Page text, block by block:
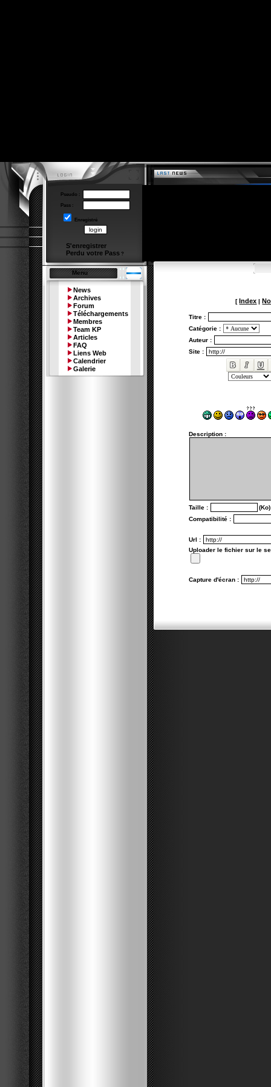
Pseudo :
Pass :
Enregistré
S'enregistrer
Perdu votre Pass ?
Menu
News
Archives
Forum
Téléchargements
Membres
Team KP
Articles
FAQ
Liens Web
Calendrier
Galerie
[ Index |
Titre :
Catégorie :
Auteur :
Site :
Description :
Taille :
(Ko)
Compatibilité :
Url :
Uploader le fichier sur le
Capture d'écran :